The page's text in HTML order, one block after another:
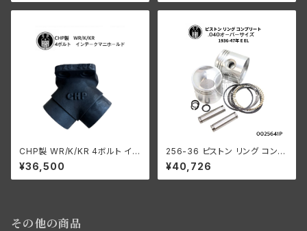
CHP製 WR/K/KR 4ボルト イン
テ ークマニホールド
¥36,500
256-36 ピストン リング コンプ
リート .040オーバーサイズ 19
36-47年 E/EL
¥40,726
その他の商品